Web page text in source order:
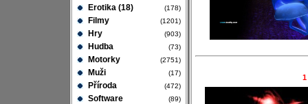
Erotika (18) (178)
Filmy (1201)
Hry (903)
Hudba (73)
Motorky (2751)
Muži (17)
Příroda (472)
Software (89)
1